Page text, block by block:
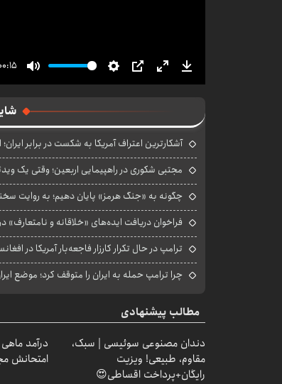
Mute Settings
PIP EnterDownload
آشکارترین اعتراف آمریکا به شکست در برابر
مجتبی شکوری در راهپیمایی اربعین؛ وقتی یک
چگونه به «جنگ هرمز» پایان دهیم؛ به روایت
فراخوان دریافت ایده‌های «خلاقانه و نامتعارف»
ترامپ در حال تکرار کارزار فاجعه‌بار آمریکا در
چرا ترامپ حمله به ایران را متوقف کرد؛ موضع
مطالب پیشنهادی
دندان مصنوعی سوئیسی | سبک،
مقاوم، طبیعی! ویزیت
رایگان+پرداخت اقساطی😍
امتحانش